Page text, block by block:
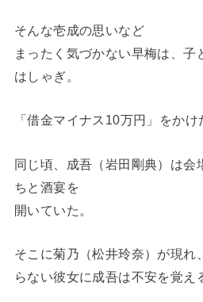
そんな壱成の思いなど
まったく気づかない早梅は、子
はしゃぎ。
「借金マイナス10万円」をかけ
同じ頃、成吾（岩田剛典）は会
ちと酒宴を
開いていた。
そこに菊乃（松井玲奈）が現れ
らない彼女に成吾は不安を覚え